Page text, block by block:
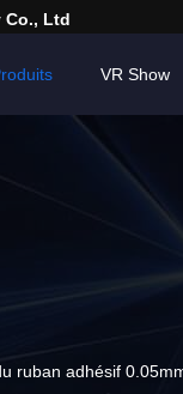
Co., Ltd
VR Show
ruban adhésif